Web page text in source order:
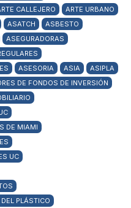
CALLEJERO
ARTE URBANO
ASATCH
ASBESTO
ASEGURADORAS
ASESORIA ASIA
ASIPLA
DE FONDOS DE INVERSIÓN
DE MIAMI
UC
PLÁSTICO